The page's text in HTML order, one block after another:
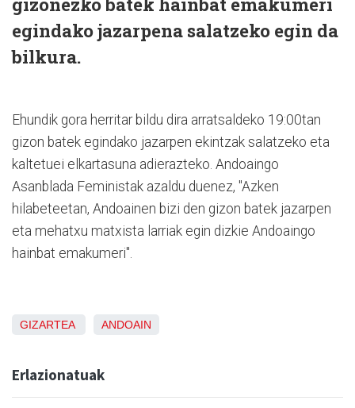
egindako jazarpena salatzeko egin da
bilkura.
Ehundik gora herritar bildu dira arratsaldeko 19:00tan
gizon batek egindako jazarpen ekintzak salatzeko eta
kaltetuei elkartasuna adierazteko. Andoaingo
Asanblada Feministak azaldu duenez, "Azken
hilabeteetan, Andoainen bizi den gizon batek jazarpen
eta mehatxu matxista larriak egin dizkie Andoaingo
hainbat emakumeri".
GIZARTEA ANDOAIN
Erlazionatuak